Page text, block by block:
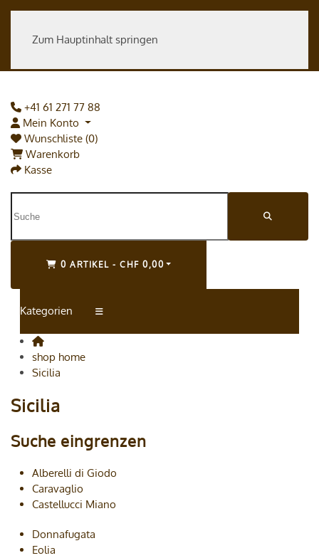
Zum Hauptinhalt springen
+41 61 271 77 88
Mein Konto
Wunschliste (0)
Warenkorb
Kasse
0 ARTIKEL - CHF 0,00
Kategorien
shop home
Sicilia
Sicilia
Suche eingrenzen
Alberelli di Giodo
Caravaglio
Castellucci Miano
Donnafugata
Eolia